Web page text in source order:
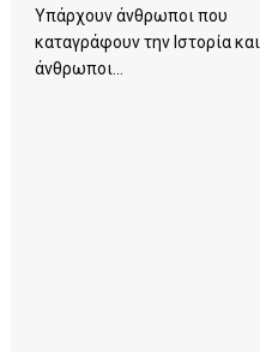
Υπάρχουν άνθρωποι που
καταγράφουν την Ιστορία και
άνθρωποι...